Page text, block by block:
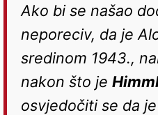
Ako bi se našao
neporeciv, da je
sredinom 1943.,
nakon što je
osvjedočiti se da